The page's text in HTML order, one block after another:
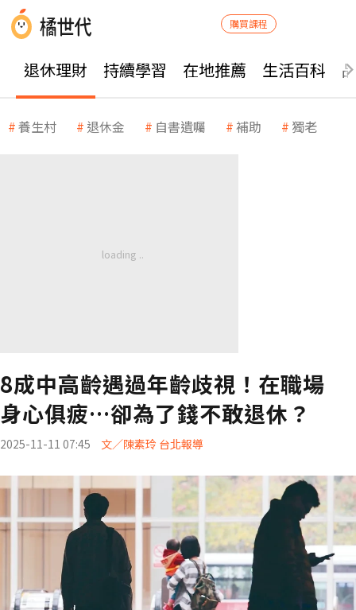
購買課程
退休理財 持續學習 在地推薦 生活百科
養生村 退休金 自書遺囑 補助 獨老
8成中高齡遇過年齡歧視！在職場
身心俱疲…卻為了錢不敢退休？
2025-11-11 07:45 文／陳素玲 台北報導